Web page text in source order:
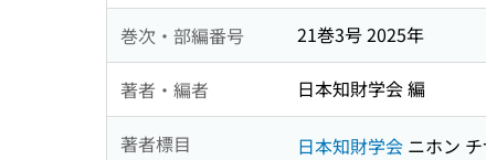
巻次・部編番号 21巻3号 2025年
著者・編者 日本知財学会 編
著者標目 日本知財学会 ニホン